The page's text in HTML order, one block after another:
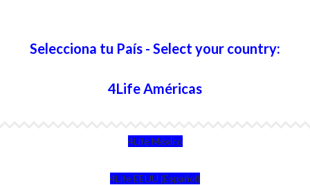
Selecciona tu País - Select your country:
4Life Américas
4Life México
4Life EEUU (Español)